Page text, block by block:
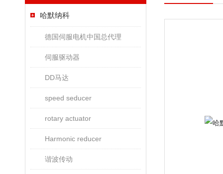
哈默纳科
德国伺服电机中国总代理
伺服驱动器
DD马达
speed seducer
rotary actuator
Harmonic reducer
谐波传动